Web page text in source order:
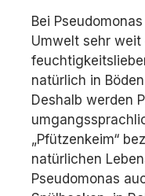
Bei
Umwelt sehr weit
natürlich in
Deshalb werden
„Pfützenkeim“
natürlichen
Pseudomonas